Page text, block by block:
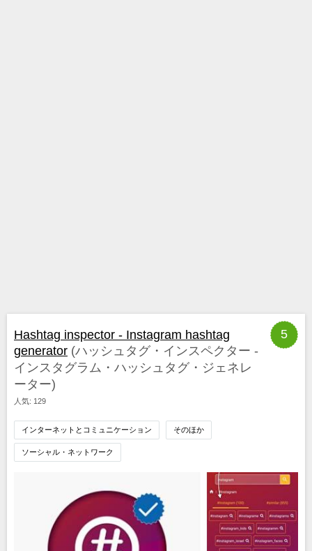
5
Hashtag inspector - Instagram hashtag
generator (ハッシュタグ・インスペクター ‐
インスタグラム・ハッシュタグ・ジェネレ
ーター)
人気: 129
インターネットとコミュニケーション そのほか
ソーシャル・ネットワーク